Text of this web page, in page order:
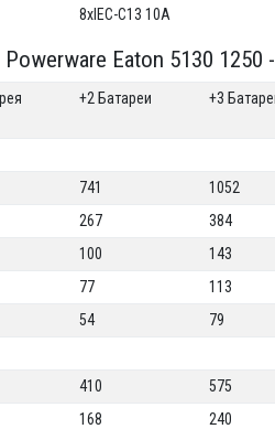
8хIEC-C13 10A
Eaton 5130 1250 -
+2 Батареи +3
741 1052
267 384
100 143
77 113
54 79
410 575
168 240